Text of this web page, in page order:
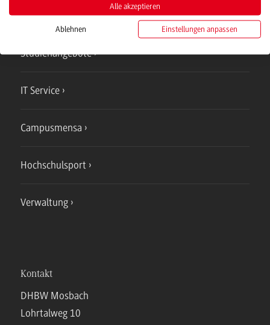
Bad Mergentheim
Studienangebote
IT Service
Campusmensa
Hochschulsport
Verwaltung
Kontakt
DHBW Mosbach
Lohrtalweg 10
Alle akzeptieren
Ablehnen Einstellungen anpassen